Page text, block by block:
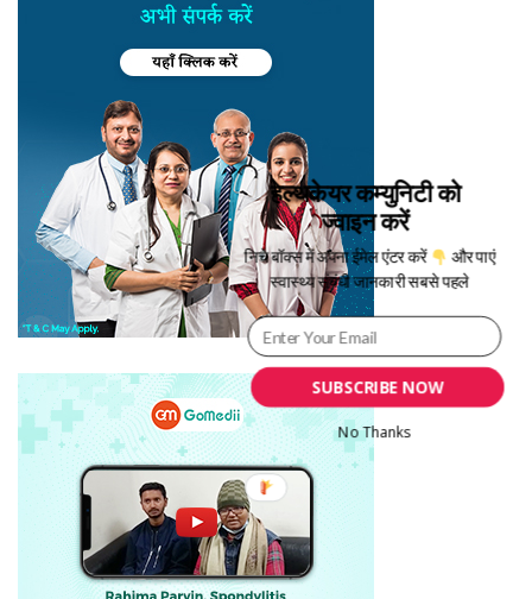
SUBSCRIBE NOW
हेल्थकेयर कम्युनिटी को
ज्वाइन करें
निचे बॉक्स में अपना ईमेल एंटर करें
और पाएं
स्वास्थ्य संबंधी जानकारी सबसे पहले
No Thanks